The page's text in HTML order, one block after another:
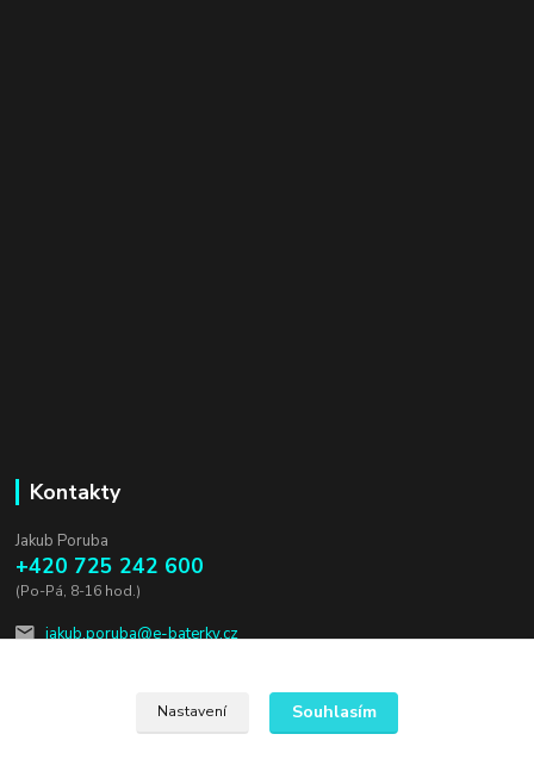
Kontakty
Jakub Poruba
+420 725 242 600
(Po-Pá, 8-16 hod.)
jakub.poruba@e-baterky.cz
Nastavení Souhlasím